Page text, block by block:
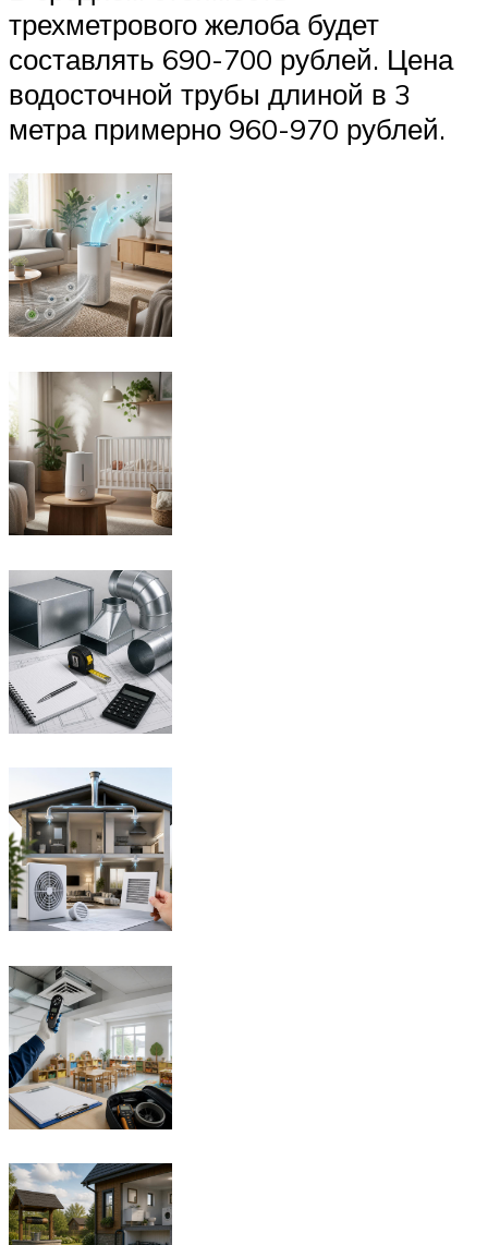
трехметрового желоба будет
составлять 690-700 рублей. Цена
водосточной трубы длиной в 3
метра примерно 960-970 рублей.